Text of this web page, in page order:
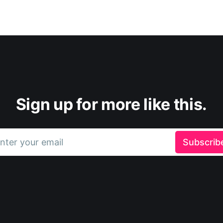
Sign up for more like this.
your email